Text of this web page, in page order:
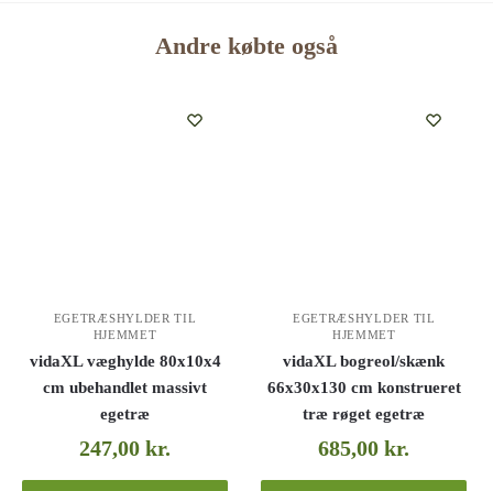
Andre købte også
EGETRÆSHYLDER TIL
HJEMMET
vidaXL væghylde 80x10x4
cm ubehandlet massivt
egetræ
247,00kr.
EGETRÆSHYLDER TIL
HJEMMET
vidaXL bogreol/skænk
66x30x130 cm konstrueret
træ røget egetræ
685,00kr.